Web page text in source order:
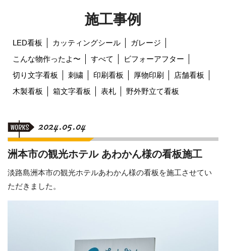
施工事例
LED看板 カッティングシール
ガレージ
こんな物作ったよ〜
すべて
ビフォーアフター
切り文字看板
刺繍 印刷看板 厚物印刷
店舗看板
木製看板
箱文字看板 表札 野外野立て看板
2024.05.04
洲本市の観光ホテル あわかん様の看板施工
淡路島洲本市の観光ホテルあわかん様の看板を施工させてい
ただきました。